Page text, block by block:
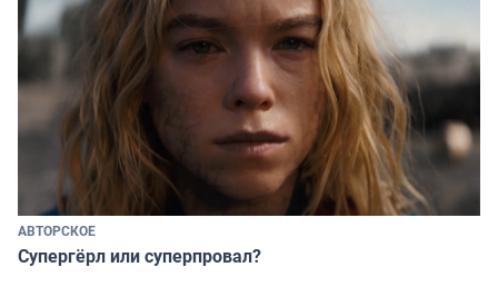
АВТОРСКОЕ
Супергёрл или суперпровал?